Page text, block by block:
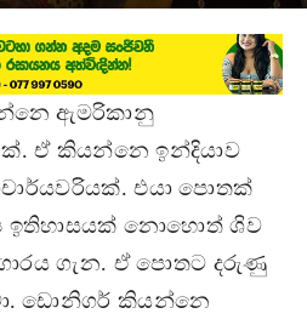
ඇමරිකානු
ඒ කියන්නෙ ඉන්දියාව
එයා පොතක්
ඉතිහාසයක් නොහොත් ශිව
ගැන. ඒ පොතට දරුණු
ඩොනිගර් කියන්නෙ